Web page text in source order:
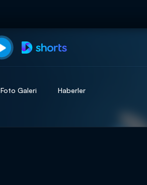
Foto Galeri Haberler